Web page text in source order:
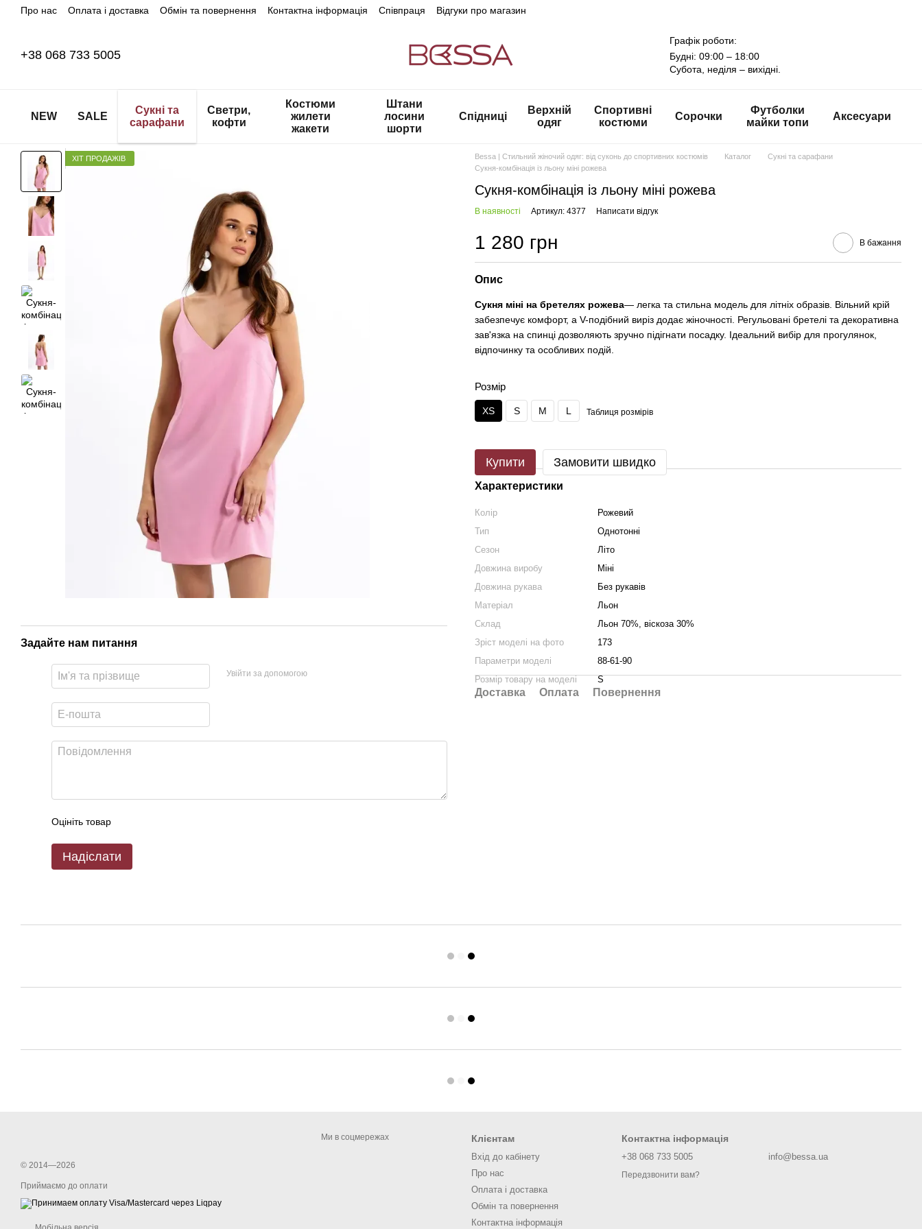
Перейти до основного контенту
Про нас Оплата і доставка Обмін та повернення Контактна інформація Співпраця Відгуки про магазин
+38 068 733 5005
Графік роботи:
Будні: 09:00 – 18:00
Субота, неділя – вихідні.
NEW SALE
Сукні та
сарафани
Светри,
кофти
Костюми
жилети
жакети
Штани
лосини
шорти
Спідниці
Верхній
одяг
Спортивні
костюми
Сорочки
Футболки
майки топи
Аксесуари
ХІТ ПРОДАЖІВ
Задайте нам питання
Увійти за допомогою
Оцініть товар
Надіслати
Bessa | Стильний жіночий одяг: від суконь до спортивних костюмів Каталог
Сукні та сарафани
Сукня-комбінація із льону міні рожева
Сукня-комбінація із льону міні рожева
В наявності Артикул: 4377 Написати відгук
1 280 грн В бажання
Опис
Сукня міні на бретелях рожева— легка та стильна модель для літніх образів. Вільний крій
забезпечує комфорт, а V-подібний виріз додає жіночності. Регульовані бретелі та декоративна
зав'язка на спинці дозволяють зручно підігнати посадку. Ідеальний вибір для прогулянок,
відпочинку та особливих подій.
Розмір
XS S M L Таблиця розмірів
Купити Замовити швидко
Характеристики
Колір
Рожевий
Тип
Однотонні
Сезон
Літо
Довжина виробу
Міні
Довжина рукава
Без рукавів
Матеріал
Льон
Склад
Льон 70%, віскоза 30%
Зріст моделі на фото
173
Параметри моделі
88-61-90
Розмір товару на моделі
S
Доставка Оплата Повернення
© 2014—2026
Приймаємо до оплати
Ми в соцмережах Клієнтам
Вхід до кабінету
Про нас
Оплата і доставка
Обмін та повернення
Контактна інформація
Контактна інформація
+38 068 733 5005
Передзвонити вам?
info@bessa.ua